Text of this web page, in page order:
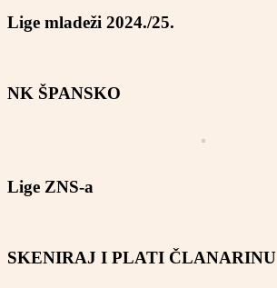
Lige mladeži 2024./25.
NK ŠPANSKO
Lige ZNS-a
SKENIRAJ I PLATI ČLANARINU